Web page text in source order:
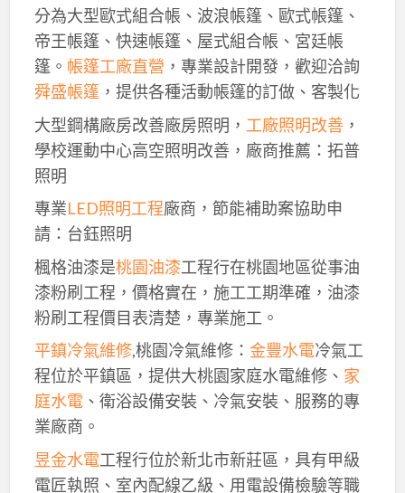
分為大型歐式組合帳、波浪帳篷、歐式帳篷、
帝王帳篷、快速帳篷、屋式組合帳、宮廷帳
篷。 帳篷工廠直營 ，專業設計開發，歡迎洽詢
舜盛帳篷，提供各種活動帳篷的訂做、客製化
大型鋼構廠房改善廠房照明， 工廠照明改善，
學校運動中心高空照明改善，廠商推薦：拓普
照明
專業LED照明工程廠商，節能補助案協助申
請：台鈺照明
楓格油漆是桃園油漆工程行在桃園地區從事油
漆粉刷工程，價格實在，施工工期準確，油漆
粉刷工程價目表清楚，專業施工。
平鎮冷氣維修,桃園冷氣維修： 金豐水電冷氣工
程位於平鎮區，提供大桃園家庭水電維修、 家
庭水電、衛浴設備安裝、冷氣安裝、服務的專
業廠商。
昱金水電工程行位於新北市新莊區，具有甲級
電匠執照、室內配線乙級、用電設備檢驗等職